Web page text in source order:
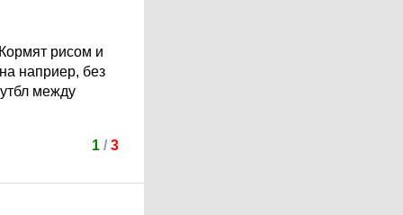
рисом и
наприер, без
между
1/ 3